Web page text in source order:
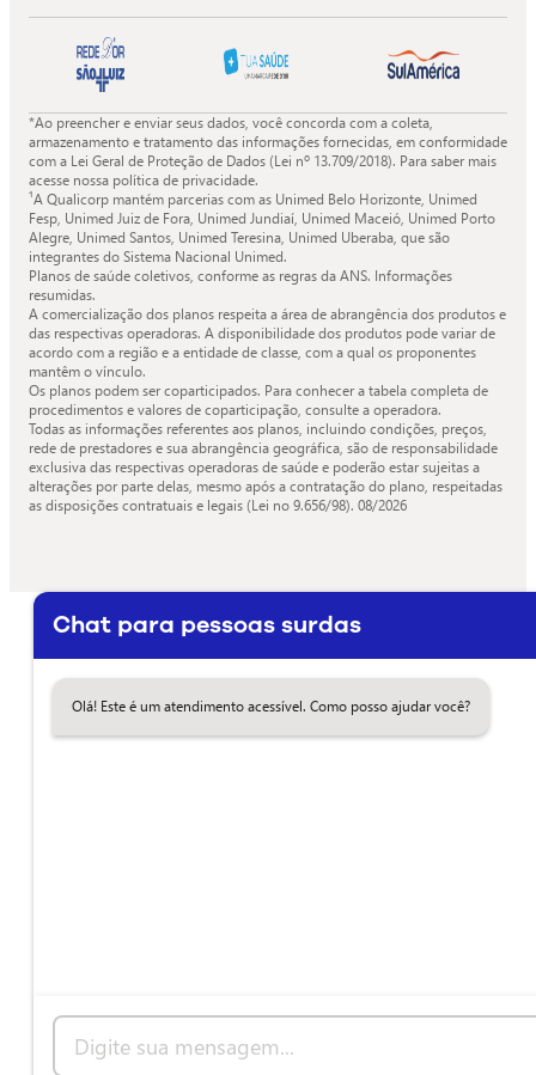
Facebook
da
Quali.
X
Quali.
Instagram
Youtube
Quali.
*Ao preencher e enviar seus dados, você concorda com a coleta,
armazenamento e tratamento das informações fornecidas, em conformidade
com a Lei Geral de Proteção de Dados (Lei nº 13.709/2018). Para saber mais
acesse nossa política de privacidade.
¹A Qualicorp mantém parcerias com as Unimed Belo Horizonte, Unimed
Fesp, Unimed Juiz de Fora, Unimed Jundiaí, Unimed Maceió, Unimed Porto
Alegre, Unimed Santos, Unimed Teresina, Unimed Uberaba, que são
integrantes do Sistema Nacional Unimed.
Planos de saúde coletivos, conforme as regras da ANS. Informações
resumidas.
A comercialização dos planos respeita a área de abrangência dos produtos e
das respectivas operadoras. A disponibilidade dos produtos pode variar de
acordo com a região e a entidade de classe, com a qual os proponentes
mantêm o vínculo.
Os planos podem ser coparticipados. Para conhecer a tabela completa de
procedimentos e valores de coparticipação, consulte a operadora.
Todas as informações referentes aos planos, incluindo condições, preços,
rede de prestadores e sua abrangência geográfica, são de responsabilidade
exclusiva das respectivas operadoras de saúde e poderão estar sujeitas a
alterações por parte delas, mesmo após a contratação do plano, respeitadas
as disposições contratuais e legais (Lei no 9.656/98). 08/2026
Chat para pessoas surdas
Olá! Este é um atendimento acessível. Como posso ajudar você?